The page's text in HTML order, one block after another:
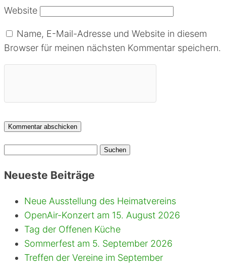
Website
Name, E-Mail-Adresse und Website in diesem
Browser für meinen nächsten Kommentar speichern.
Suchen
Neueste Beiträge
Neue Ausstellung des Heimatvereins
OpenAir-Konzert am 15. August 2026
Tag der Offenen Küche
Sommerfest am 5. September 2026
Treffen der Vereine im September